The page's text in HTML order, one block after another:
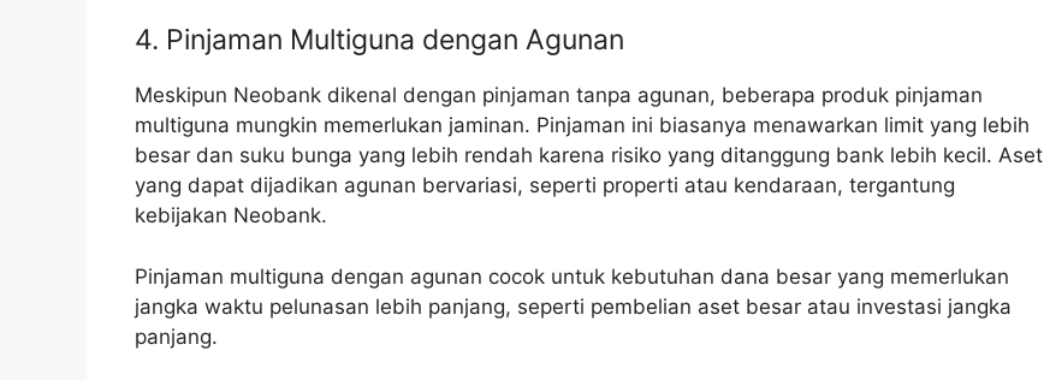
4. Pinjaman Multiguna dengan Agunan
Meskipun Neobank dikenal dengan pinjaman tanpa agunan, beberapa produk pinjaman
multiguna mungkin memerlukan jaminan. Pinjaman ini biasanya menawarkan limit yang lebih
besar dan suku bunga yang lebih rendah karena risiko yang ditanggung bank lebih kecil. Aset
yang dapat dijadikan agunan bervariasi, seperti properti atau kendaraan, tergantung
kebijakan Neobank.
Pinjaman multiguna dengan agunan cocok untuk kebutuhan dana besar yang memerlukan
jangka waktu pelunasan lebih panjang, seperti pembelian aset besar atau investasi jangka
panjang.